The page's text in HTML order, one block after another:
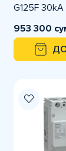
G125F
953 300